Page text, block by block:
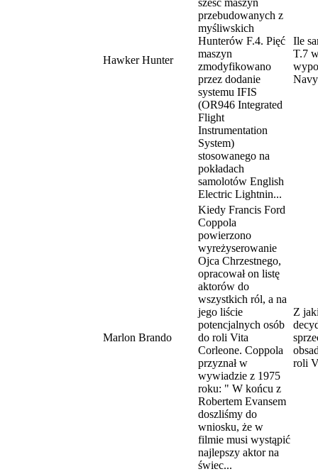
Hawker Hunter
sześć maszyn
przebudowanych z
myśliwskich
Hunterów F.4. Pięć
maszyn
zmodyfikowano
przez dodanie
systemu IFIS
(OR946 Integrated
Flight
Instrumentation
System)
stosowanego na
pokładach
samolotów English
Electric Lightnin...
Ile
T.7
Marlon Brando
Kiedy Francis Ford
Coppola
powierzono
wyreżyserowanie
Ojca Chrzestnego,
opracował on listę
aktorów do
wszystkich ról, a na
jego liście
potencjalnych osób
do roli Vita
Corleone. Coppola
przyznał w
wywiadzie z 1975
roku: " W końcu z
Robertem Evansem
doszliśmy do
wniosku, że w
filmie musi wystąpić
najlepszy aktor na
świec...
Z
roli